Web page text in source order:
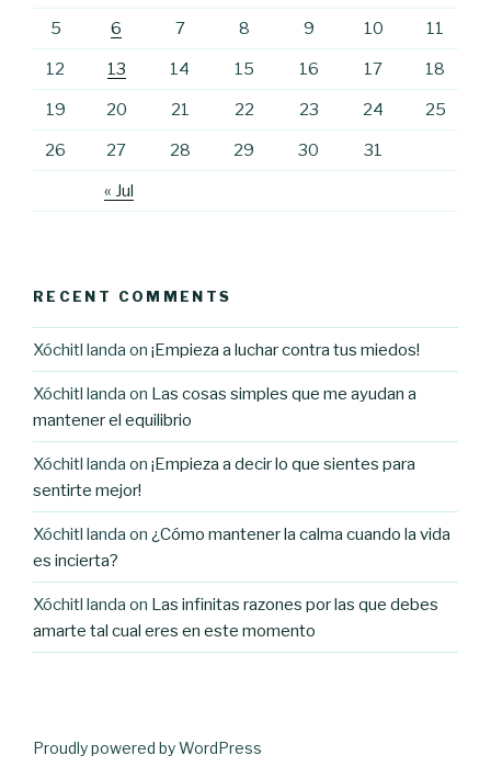
« Jul
5 6 7 8 9 10 11
12 13 14 15 16 17 18
19 20 21 22 23 24 25
26 27 28 29 30 31
RECENT COMMENTS
Xóchitl landa on ¡Empieza a luchar contra tus miedos!
Xóchitl landa on Las cosas simples que me ayudan a
mantener el equilibrio
Xóchitl landa on ¡Empieza a decir lo que sientes para
sentirte mejor!
Xóchitl landa on ¿Cómo mantener la calma cuando la vida
es incierta?
Xóchitl landa on Las infinitas razones por las que debes
amarte tal cual eres en este momento
Proudly powered by WordPress